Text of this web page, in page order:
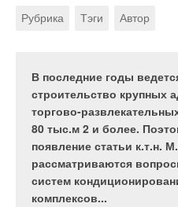
Рубрика Тэги Автор
В последние годы
строительство крупных
торгово-
80 тыс.м 2 и более.
появление статьи к.т.н.
рассматриваются
систем
комплексов...
Журнал С.О.К. № ,
BUDERUS — миллионы
VAILLANT.